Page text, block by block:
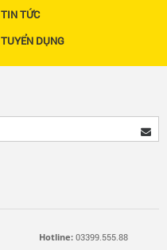
TIN TỨC
TUYỂN DỤNG
Hotline: 03399.555.88